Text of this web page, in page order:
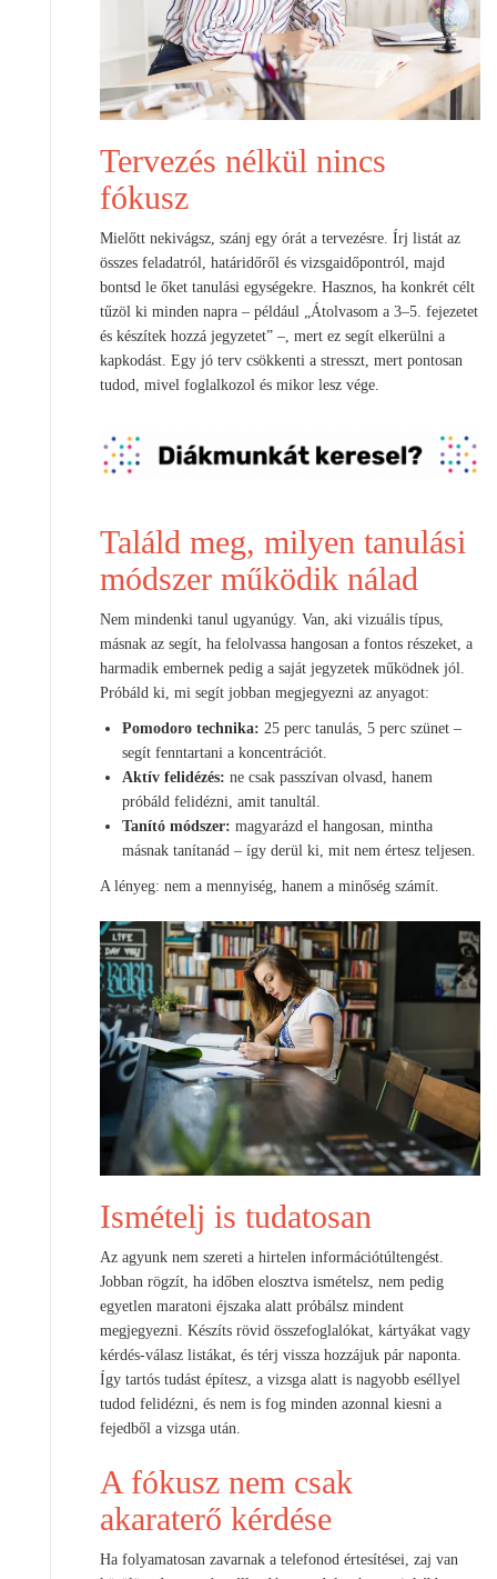
Tervezés nélkül nincs
fókusz
Mielőtt nekivágsz, szánj egy órát a tervezésre. Írj listát az
összes feladatról, határidőről és vizsgaidőpontról, majd
bontsd le őket tanulási egységekre. Hasznos, ha konkrét célt
tűzöl ki minden napra – például „Átolvasom a 3–5. fejezetet
és készítek hozzá jegyzetet” –, mert ez segít elkerülni a
kapkodást. Egy jó terv csökkenti a stresszt, mert pontosan
tudod, mivel foglalkozol és mikor lesz vége.
Találd meg, milyen tanulási
módszer működik nálad
Nem mindenki tanul ugyanúgy. Van, aki vizuális típus,
másnak az segít, ha felolvassa hangosan a fontos részeket, a
harmadik embernek pedig a saját jegyzetek működnek jól.
Próbáld ki, mi segít jobban megjegyezni az anyagot:
Pomodoro technika: 25 perc tanulás, 5 perc szünet –
segít fenntartani a koncentrációt.
Aktív felidézés: ne csak passzívan olvasd, hanem
próbáld felidézni, amit tanultál.
Tanító módszer: magyarázd el hangosan, mintha
másnak tanítanád – így derül ki, mit nem értesz teljesen.
A lényeg: nem a mennyiség, hanem a minőség számít.
Ismételj is tudatosan
Az agyunk nem szereti a hirtelen információtúltengést.
Jobban rögzít, ha időben elosztva ismételsz, nem pedig
egyetlen maratoni éjszaka alatt próbálsz mindent
megjegyezni. Készíts rövid összefoglalókat, kártyákat vagy
kérdés-válasz listákat, és térj vissza hozzájuk pár naponta.
Így tartós tudást építesz, a vizsga alatt is nagyobb eséllyel
tudod felidézni, és nem is fog minden azonnal kiesni a
fejedből a vizsga után.
A fókusz nem csak
akaraterő kérdése
Ha folyamatosan zavarnak a telefonod értesítései, zaj van